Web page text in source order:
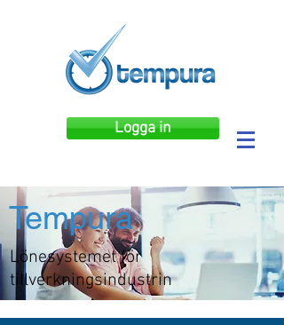
Logga in
Tempura
Lönesystemet för
tillverkningsindustrin